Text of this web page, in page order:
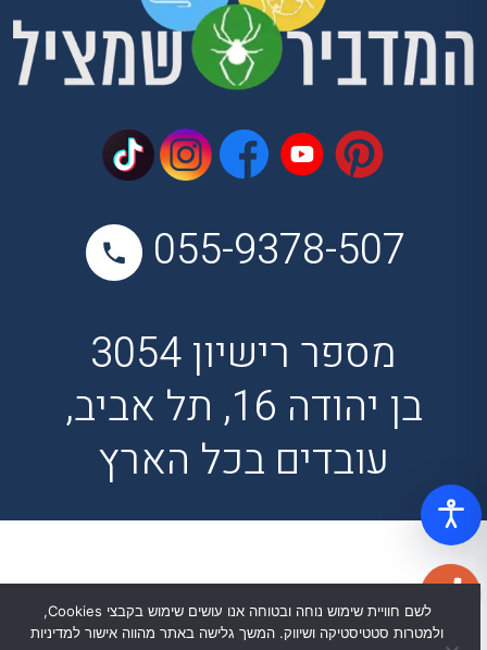
055-9378-507
מספר רישיון 3054
בן יהודה 16, תל אביב,
עובדים בכל הארץ
לשם חוויית שימוש נוחה ובטוחה אנו עושים שימוש בקבצי Cookies,
ולמטרות סטטיסטיקה ושיווק. המשך גלישה באתר מהווה אישור למדיניות